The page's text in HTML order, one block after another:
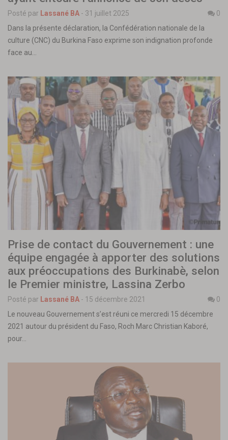
Posté par Lassané BA - 31 juillet 2025
0
Dans la présente déclaration, la Confédération nationale de la
culture (CNC) du Burkina Faso exprime son indignation profonde
face au…
Prise de contact du Gouvernement : une
équipe engagée à apporter des solutions
aux préoccupations des Burkinabè, selon
le Premier ministre, Lassina Zerbo
Posté par Lassané BA - 15 décembre 2021
0
Le nouveau Gouvernement s’est réuni ce mercredi 15 décembre
2021 autour du président du Faso, Roch Marc Christian Kaboré,
pour…